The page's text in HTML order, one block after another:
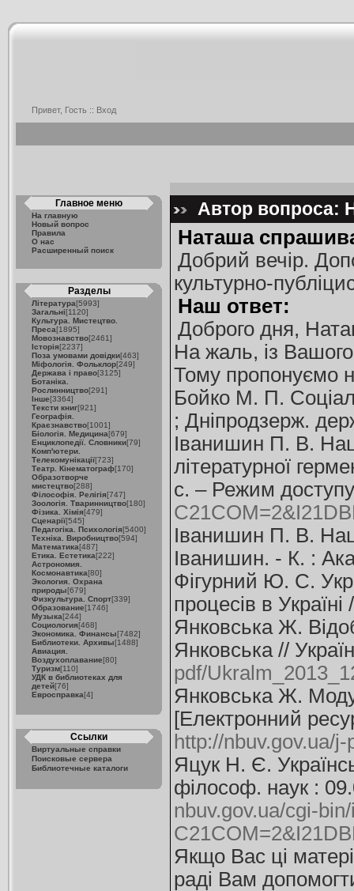
Привет, Гость :: Вход
Главное меню
На главную
Новый вопрос
Правила
О нас
Расширенный поиск
Разделы
Література[5993]
Загальні[1120]
Культура. Мистецтво.
Преса[1895]
Мовознавство[2461]
Історія[2237]
Поза умовами довідки[463]
Міфологія. Фольклор[249]
Держава і право[3125]
Ботаніка.
Рослинництво[291]
Інше[3364]
Тексти книг[921]
Географія.
Краєзнавство[1001]
Біологія. Медицина[679]
Енциклопедії. Словники[79]
Комп'ютери.
Телекомунікації[723]
Театр. Кінематограф[170]
Образотворче
мистецтво[288]
Філософія. Релігія[747]
Зоологія. Тваринництво[180]
Фізика. Хімія[479]
Сценарії[545]
Педагогіка. Психологія[5400]
Техніка. Виробництво[594]
Математика[487]
Етика. Естетика[222]
Астрономия.
Космонавтика[80]
Экология. Охрана
природы[679]
Физкультура. Спорт[339]
Образование[1746]
Музыка[244]
Социология[468]
Экономика. Финансы[7482]
Библиотеки. Архивы[1488]
Авиация.
Воздухоплавание[80]
Туризм[110]
УДК в библиотеках для
детей[76]
Евросправка[4]
Ссылки
Виртуальные справки
Поисковые сервера
Библиотечные каталоги
Автор вопроса:
Наташа
Добрий вечір.
культурно-
Наш ответ:
Доброго дня,
На жаль, із
Тому пропонуємо
Бойко М. П.
; Дніпродзерж.
Іванишин П. В.
літературної
c. – Режим
Іванишин П. В.
Іванишин. - К. :
Фігурний Ю. С.
процесів в
Янковська Ж.
Янковська //
pdf/
Янковська Ж.
[Електронний
http://nbuv.gov.ua/
Яцук Н. Є.
філософ. наук :
nbuv.gov.ua/cgi-
Якщо Вас ці
раді Вам